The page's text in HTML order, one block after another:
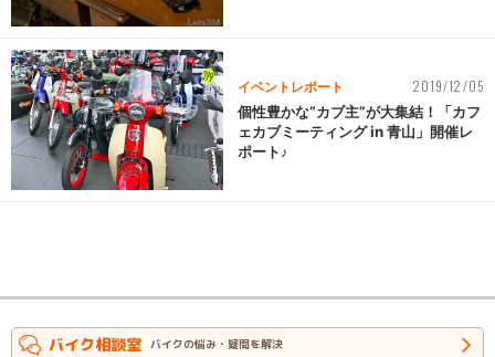
イベントレポート 2019/12/05
個性豊かな“カブ主”が大集結！「カフ
ェカブミーティング in 青山」開催レ
ポート♪
バイク相談室 バイクの悩み・疑問を解決